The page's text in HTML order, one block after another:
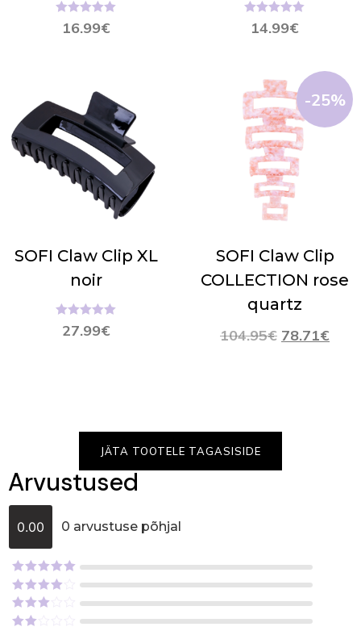
16.99€
Hinnanguga
5.00/ 5 14.99€
Hinnanguga
5.00/ 5
SOFI Claw Clip XL
noir
27.99€
Hinnanguga
5.00/ 5
-25%
SOFI Claw Clip
COLLECTION rose
quartz
104.95€ 78.71€
JÄTA TOOTELE TAGASISIDE
Arvustused
0.00 0 arvustuse põhjal
Hinnanguga
5
/ 5
Hinnanguga
Hinnanguga